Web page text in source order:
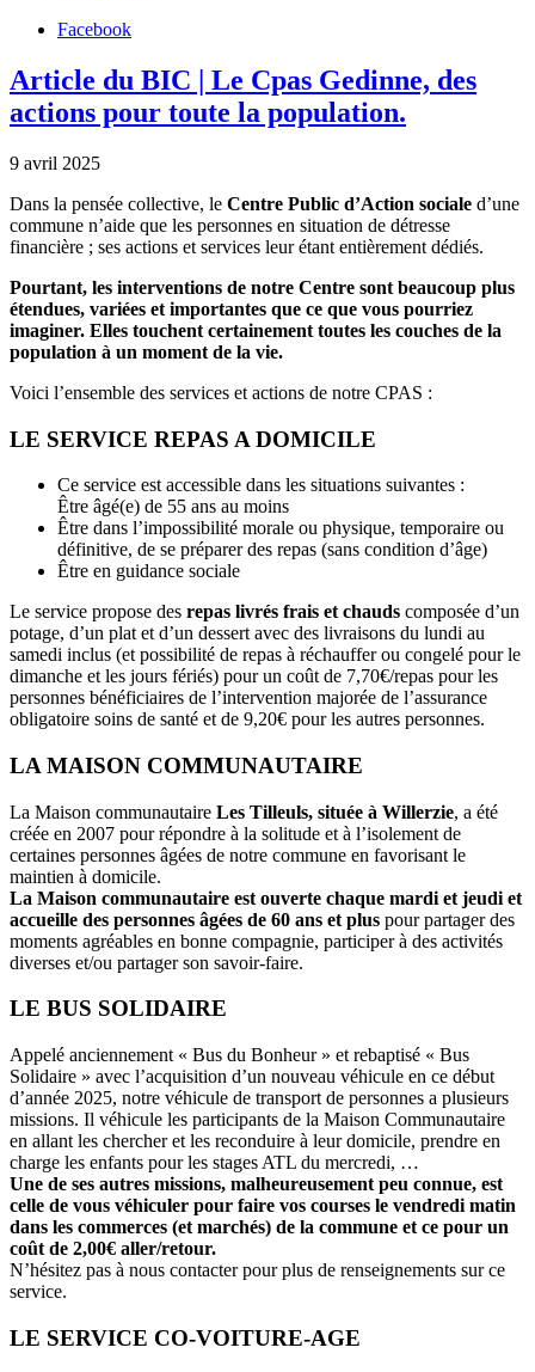
Facebook
Article du BIC | Le Cpas Gedinne, des
actions pour toute la population.
9 avril 2025
Dans la pensée collective, le Centre Public d’Action sociale d’une
commune n’aide que les personnes en situation de détresse
financière ; ses actions et services leur étant entièrement dédiés.
Pourtant, les interventions de notre Centre sont beaucoup plus
étendues, variées et importantes que ce que vous pourriez
imaginer. Elles touchent certainement toutes les couches de la
population à un moment de la vie.
Voici l’ensemble des services et actions de notre CPAS :
LE SERVICE REPAS A DOMICILE
Ce service est accessible dans les situations suivantes :
Être âgé(e) de 55 ans au moins
Être dans l’impossibilité morale ou physique, temporaire ou
définitive, de se préparer des repas (sans condition d’âge)
Être en guidance sociale
Le service propose des repas livrés frais et chauds composée d’un
potage, d’un plat et d’un dessert avec des livraisons du lundi au
samedi inclus (et possibilité de repas à réchauffer ou congelé pour le
dimanche et les jours fériés) pour un coût de 7,70€/repas pour les
personnes bénéficiaires de l’intervention majorée de l’assurance
obligatoire soins de santé et de 9,20€ pour les autres personnes.
LA MAISON COMMUNAUTAIRE
La Maison communautaire Les Tilleuls, située à Willerzie, a été
créée en 2007 pour répondre à la solitude et à l’isolement de
certaines personnes âgées de notre commune en favorisant le
maintien à domicile.
La Maison communautaire est ouverte chaque mardi et jeudi et
accueille des personnes âgées de 60 ans et plus pour partager des
moments agréables en bonne compagnie, participer à des activités
diverses et/ou partager son savoir-faire.
LE BUS SOLIDAIRE
Appelé anciennement « Bus du Bonheur » et rebaptisé « Bus
Solidaire » avec l’acquisition d’un nouveau véhicule en ce début
d’année 2025, notre véhicule de transport de personnes a plusieurs
missions. Il véhicule les participants de la Maison Communautaire
en allant les chercher et les reconduire à leur domicile, prendre en
charge les enfants pour les stages ATL du mercredi, …
Une de ses autres missions, malheureusement peu connue, est
celle de vous véhiculer pour faire vos courses le vendredi matin
dans les commerces (et marchés) de la commune et ce pour un
coût de 2,00€ aller/retour.
N’hésitez pas à nous contacter pour plus de renseignements sur ce
service.
LE SERVICE CO-VOITURE-AGE